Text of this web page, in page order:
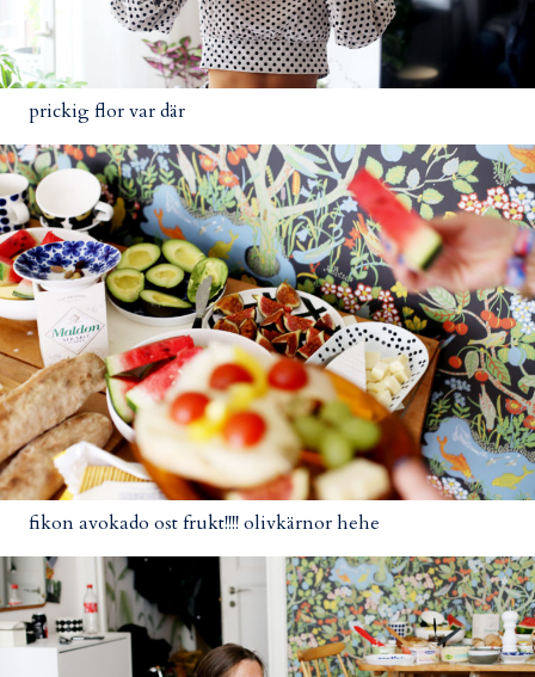
prickig flor var där
fikon avokado ost frukt!!!! olivkärnor hehe